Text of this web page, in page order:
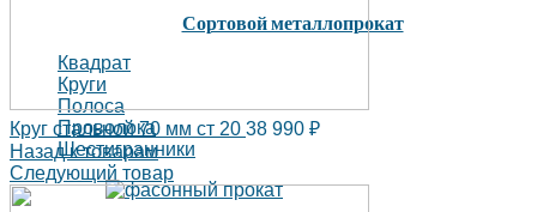
Сортовой металлопрокат
Квадрат
Круги
Полоса
Проволока
Шестигранники
Круг стальной 70 мм ст 20 38 990 ₽
Назад к товарам
Следующий товар